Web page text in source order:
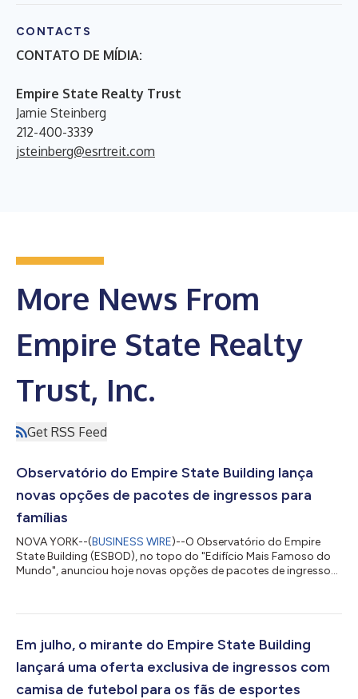
CONTACTS
CONTATO DE MÍDIA:
Empire State Realty Trust
Jamie Steinberg
212-400-3339
jsteinberg@esrtreit.com
More News From
Empire State Realty
Trust, Inc.
Get RSS Feed
Observatório do Empire State Building lança
novas opções de pacotes de ingressos para
famílias
NOVA YORK--(BUSINESS WIRE)--O Observatório do Empire
State Building (ESBOD), no topo do "Edifício Mais Famoso do
Mundo", anunciou hoje novas opções de pacotes de ingressos
pessoas que comprarem o novo Pacote Família podem
Observatórios dos andares 86 e 102 do Empire State Building,
com opções de acesso expresso e entrada flexível....
Em julho, o mirante do Empire State Building
lançará uma oferta exclusiva de ingressos com
camisa de futebol para os fãs de esportes